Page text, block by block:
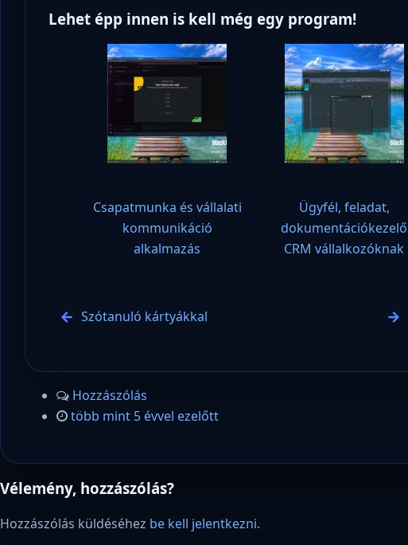
Lehet épp innen is kell még egy program!
Csapatmunka és vállalati
kommunikáció
alkalmazás
Ügyfél, feladat,
dokumentációkezelő
CRM vállalkozóknak
Szótanuló kártyákkal
Hozzászólás
több mint 5 évvel ezelőtt
Vélemény, hozzászólás?
Hozzászólás küldéséhez be kell jelentkezni.